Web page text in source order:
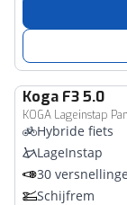
Koga F3 5.0
KOGA Lageinstap
Hybride fiets
LageInstap
30
Schijfrem